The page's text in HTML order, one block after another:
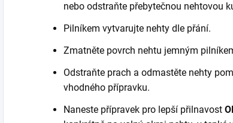
nebo odstraňte přebytečnou nehtovou
Pilníkem vytvarujte nehty dle přání.
Zmatněte povrch nehtu jemným
Odstraňte prach a odmastěte nehty
vhodného přípravku.
Naneste přípravek pro lepší přilnavost